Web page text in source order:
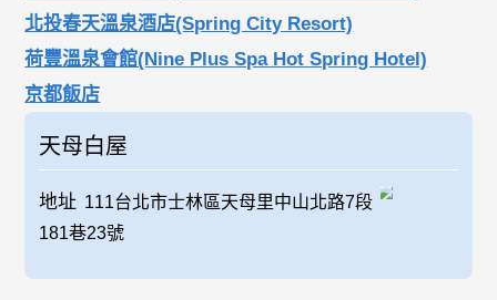
北投春天溫泉酒店(Spring City Resort)
荷豐溫泉會館(Nine Plus Spa Hot Spring Hotel)
京都飯店
天母白屋
地址 111台北市士林區天母里中山北路7段
181巷23號